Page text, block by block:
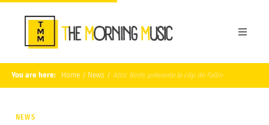
You are here: Home / News / Attic Birds présente le clip de Fallin
NEWS